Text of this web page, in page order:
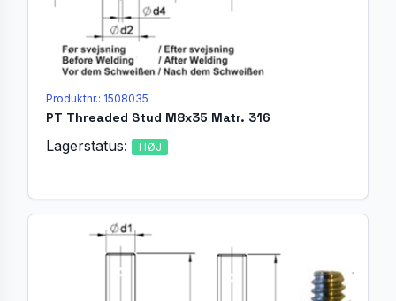
Produktnr.: 1508035
PT Threaded Stud M8x35 Matr. 316
Lagerstatus: HØJ